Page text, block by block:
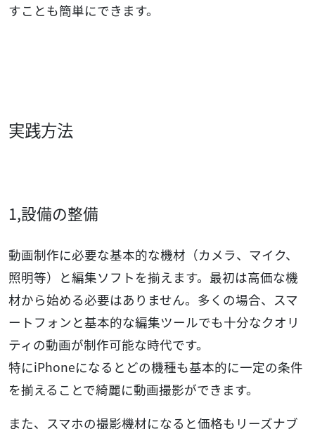
すことも簡単にできます。
実践方法
1,設備の整備
動画制作に必要な基本的な機材（カメラ、マイク、
照明等）と編集ソフトを揃えます。最初は高価な機
材から始める必要はありません。多くの場合、スマ
ートフォンと基本的な編集ツールでも十分なクオリ
ティの動画が制作可能な時代です。
特にiPhoneになるとどの機種も基本的に一定の条件
を揃えることで綺麗に動画撮影ができます。
また、スマホの撮影機材になると価格もリーズナブ